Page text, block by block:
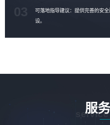
可落地指导建议：提供完善的安
设。
03
服